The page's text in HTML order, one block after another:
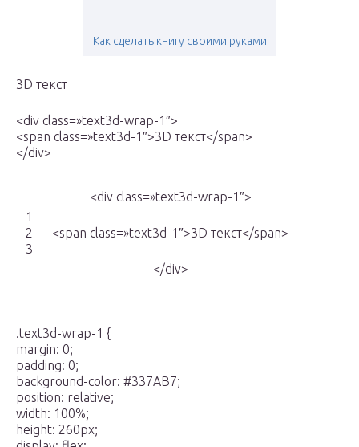
Как сделать книгу своими руками
3D текст
<div class=»text3d-wrap-1″>
<span class=»text3d-1″>3D текст</span>
</div>
1
2
3
<div class=»text3d-wrap-1″>
<span class=»text3d-1″>3D текст</span>
</div>
.text3d-wrap-1 {
margin: 0;
padding: 0;
background-color: #337AB7;
position: relative;
width: 100%;
height: 260px;